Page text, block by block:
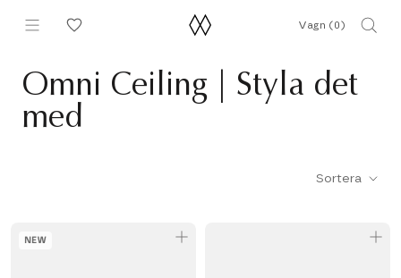
Vagn (0)
Omni Ceiling | Styla det
med
Sortera
NEW